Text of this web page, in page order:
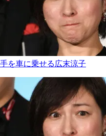
手を車に乗せる広末涼子